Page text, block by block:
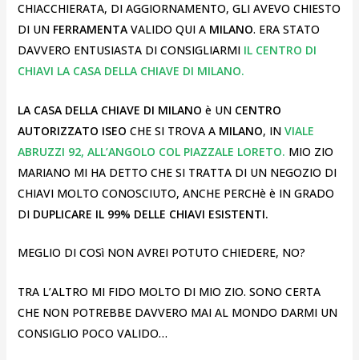
CHIACCHIERATA, DI AGGIORNAMENTO, GLI AVEVO CHIESTO
DI UN FERRAMENTA VALIDO QUI A MILANO. ERA STATO
DAVVERO ENTUSIASTA DI CONSIGLIARMI IL CENTRO DI
CHIAVI LA CASA DELLA CHIAVE DI MILANO.
LA CASA DELLA CHIAVE DI MILANO è UNCENTRO
AUTORIZZATO ISEO CHE SI TROVA A MILANO, IN VIALE
ABRUZZI 92, ALL’ANGOLO COL PIAZZALE LORETO. MIO ZIO
MARIANO MI HA DETTO CHE SI TRATTA DI UN NEGOZIO DI
CHIAVI MOLTO CONOSCIUTO, ANCHE PERCHè è IN GRADO
DI DUPLICARE IL 99% DELLE CHIAVI ESISTENTI.
MEGLIO DI COSì NON AVREI POTUTO CHIEDERE, NO?
TRA L’ALTRO MI FIDO MOLTO DI MIO ZIO. SONO CERTA
CHE NON POTREBBE DAVVERO MAI AL MONDO DARMI UN
CONSIGLIO POCO VALIDO…